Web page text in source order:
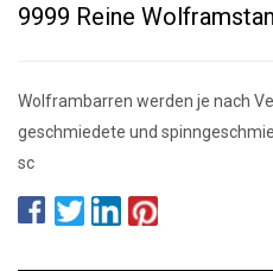
9999 Reine
Wolframbarren werden je nach
geschmiedete und
sc